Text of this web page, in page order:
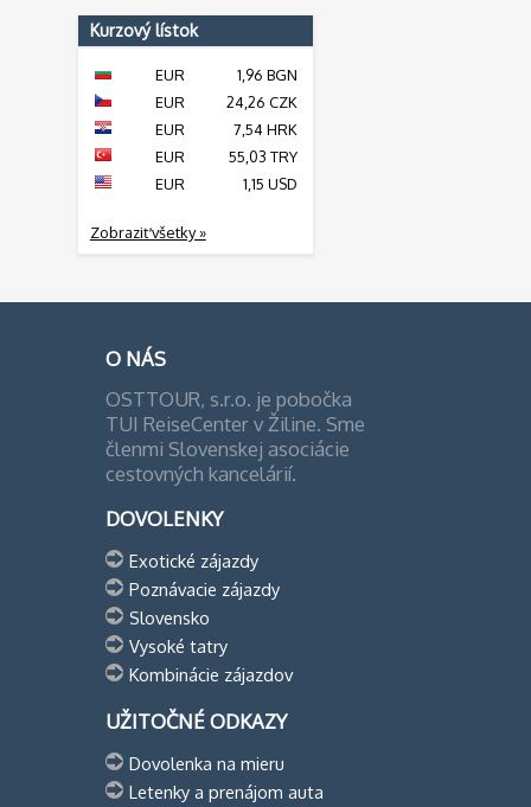
Kurzový lístok
EUR
1,96 BGN
EUR
24,26 CZK
EUR
7,54 HRK
EUR
55,03 TRY
EUR
1,15 USD
Zobraziť všetky »
O NÁS
OSTTOUR, s.r.o. je pobočka
TUI ReiseCenter v Žiline. Sme
členmi Slovenskej asociácie
cestovných kancelárií.
DOVOLENKY
Exotické zájazdy
Poznávacie zájazdy
Slovensko
Vysoké tatry
Kombinácie zájazdov
UŽITOČNÉ ODKAZY
Dovolenka na mieru
Letenky a prenájom auta